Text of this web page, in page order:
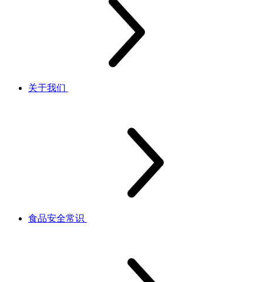
关于我们
食品安全常识